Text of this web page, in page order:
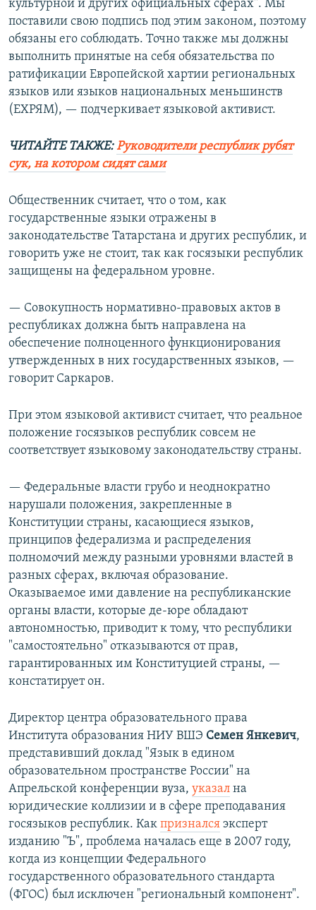
культурной и других официальных сферах". Мы
поставили свою подпись под этим законом, поэтому
обязаны его соблюдать. Точно также мы должны
выполнить принятые на себя обязательства по
ратификации Европейской хартии региональных
языков или языков национальных меньшинств
(ЕХРЯМ), — подчеркивает языковой активист.
ЧИТАЙТЕ ТАКЖЕ: Руководители республик рубят
сук, на котором сидят сами
Общественник считает, что о том, как
государственные языки отражены в
законодательстве Татарстана и других республик, и
говорить уже не стоит, так как госязыки республик
защищены на федеральном уровне.
— Совокупность нормативно-правовых актов в
республиках должна быть направлена на
обеспечение полноценного функционирования
утвержденных в них государственных языков, —
говорит Саркаров.
При этом языковой активист считает, что реальное
положение госязыков республик совсем не
соответствует языковому законодательству страны.
— Федеральные власти грубо и неоднократно
нарушали положения, закрепленные в
Конституции страны, касающиеся языков,
принципов федерализма и распределения
полномочий между разными уровнями властей в
разных сферах, включая образование.
Оказываемое ими давление на республиканские
органы власти, которые де-юре обладают
автономностью, приводит к тому, что республики
"самостоятельно" отказываются от прав,
гарантированных им Конституцией страны, —
констатирует он.
Директор центра образовательного права
Института образования НИУ ВШЭ Семен Янкевич,
представивший доклад "Язык в едином
образовательном пространстве России" на
Апрельской конференции вуза, указал на
юридические коллизии и в сфере преподавания
госязыков республик. Как признался эксперт
изданию "Ъ", проблема началась еще в 2007 году,
когда из концепции Федерального
государственного образовательного стандарта
(ФГОС) был исключен "региональный компонент".